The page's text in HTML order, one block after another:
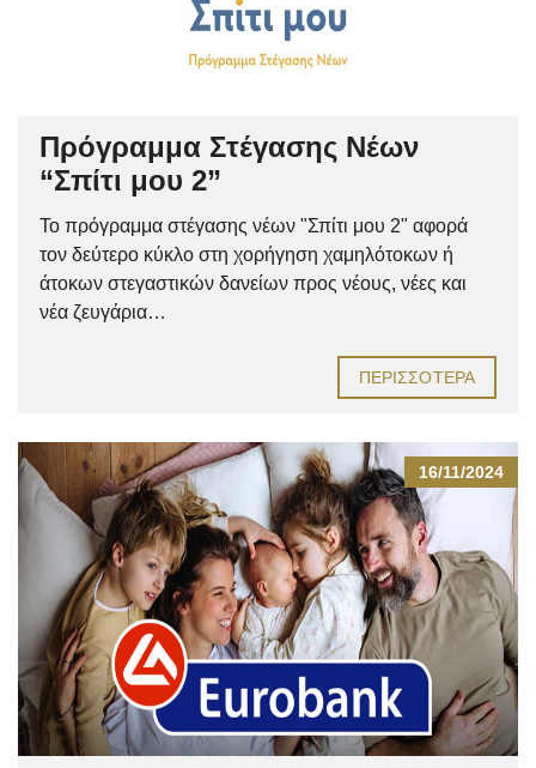
Πρόγραμμα Στέγασης Νέων
“Σπίτι μου 2”
Το πρόγραμμα στέγασης νέων "Σπίτι μου 2" αφορά
τον δεύτερο κύκλο στη χορήγηση χαμηλότοκων ή
άτοκων στεγαστικών δανείων προς νέους, νέες και
νέα ζευγάρια…
ΠΕΡΙΣΣΌΤΕΡΑ
16/11/2024